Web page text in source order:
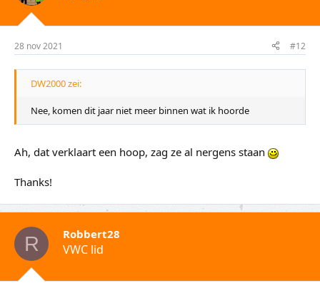
28 nov 2021 #12
DW2000 zei:
Nee, komen dit jaar niet meer binnen wat ik hoorde
Ah, dat verklaart een hoop, zag ze al nergens staan
Thanks!
R Robbert28
VWC lid